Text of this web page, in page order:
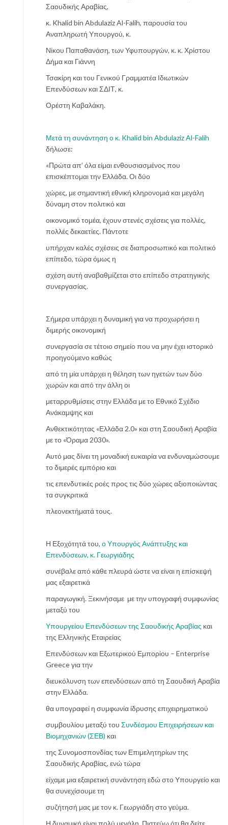
Σαουδικής Αραβίας,
κ. Khalid bin Abdulaziz Al-Falih, παρουσία του
Αναπληρωτή Υπουργού, κ.
Νίκου Παπαθανάση, των Υφυπουργών, κ. κ. Χρίστου
Δήμα και Γιάννη
Τσακίρη και του Γενικού Γραμματέα Ιδιωτικών
Επενδύσεων και ΣΔΙΤ, κ.
Ορέστη Καβαλάκη.
Μετά τη συνάντηση ο κ. Khalid bin Abdulaziz Al-Falih
δήλωσε:
«Πρώτα απ’ όλα είμαι ενθουσιασμένος που
επισκέπτομαι την Ελλάδα. Οι δύο
χώρες, με σημαντική εθνική κληρονομιά και μεγάλη
δύναμη στον πολιτικό και
οικονομικό τομέα, έχουν στενές σχέσεις για πολλές,
πολλές δεκαετίες. Πάντοτε
υπήρχαν καλές σχέσεις σε διαπροσωπικό και πολιτικό
επίπεδο, τώρα όμως η
σχέση αυτή αναβαθμίζεται στο επίπεδο στρατηγικής
συνεργασίας.
Σήμερα υπάρχει η δυναμική για να προχωρήσει η
διμερής οικονομική
συνεργασία σε τέτοιο σημείο που να μην έχει ιστορικό
προηγούμενο καθώς
από τη μία υπάρχει η θέληση των ηγετών των δύο
χωρών και από την άλλη οι
μεταρρυθμίσεις στην Ελλάδα με το Εθνικό Σχέδιο
Ανάκαμψης και
Ανθεκτικότητας «Ελλάδα 2.0» και στη Σαουδική Αραβία
με το «Όραμα 2030».
Αυτό μας δίνει τη μοναδική ευκαιρία να ενδυναμώσουμε
το διμερές εμπόριο και
τις επενδυτικές ροές προς τις δύο χώρες αξιοποιώντας
τα συγκριτικά
πλεονεκτήματά τους.
Η Εξοχότητά του, ο Υπουργός Ανάπτυξης και
Επενδύσεων, κ. Γεωργιάδης
συνέβαλε από κάθε πλευρά ώστε να είναι η επίσκεψή
μας εξαιρετικά
παραγωγική. Ξεκινήσαμε με την υπογραφή συμφωνίας
μεταξύ του
Υπουργείου Επενδύσεων της Σαουδικής Αραβίας και
της Ελληνικής Εταιρείας
Επενδύσεων και Εξωτερικού Εμπορίου – Enterprise
Greece για την
διευκόλυνση των επενδύσεων από τη Σαουδική Αραβία
στην Ελλάδα.
θα υπογραφεί η συμφωνία ίδρυσης επιχειρηματικού
συμβουλίου μεταξύ του Συνδέσμου Επιχειρήσεων και
Βιομηχανιών (ΣΕΒ) και
της Συνομοσπονδίας των Επιμελητηρίων της
Σαουδικής Αραβίας, ενώ τώρα
είχαμε μια εξαιρετική συνάντηση εδώ στο Υπουργείο και
θα συνεχίσουμε τη
συζήτησή μας με τον κ. Γεωργιάδη στο γεύμα.
Η δυναμική είναι πολύ μεγάλη. Πιστεύω ότι θα δείτε